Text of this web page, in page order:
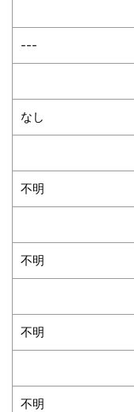
---
なし
不明
不明
不明
不明